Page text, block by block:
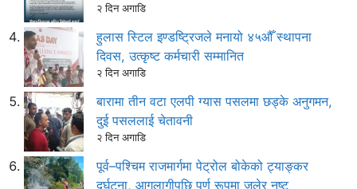
२ दिन अगाडि
हुलास स्टिल इण्डष्ट्रिजले मनायो ४५औँ स्थापना
दिवस, उत्कृष्ट कर्मचारी सम्मानित
२ दिन अगाडि
बारामा तीन वटा एलपी ग्यास पसलमा छड्के अनुगमन,
दुई पसललाई चेतावनी
२ दिन अगाडि
पूर्व–पश्चिम राजमार्गमा पेट्रोल बोकेको ट्याङ्कर
दुर्घटना, आगलागीपछि पूर्ण रूपमा जलेर नष्ट